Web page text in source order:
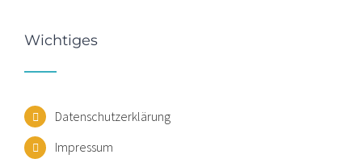
Wichtiges
Datenschutzerklärung
Impressum